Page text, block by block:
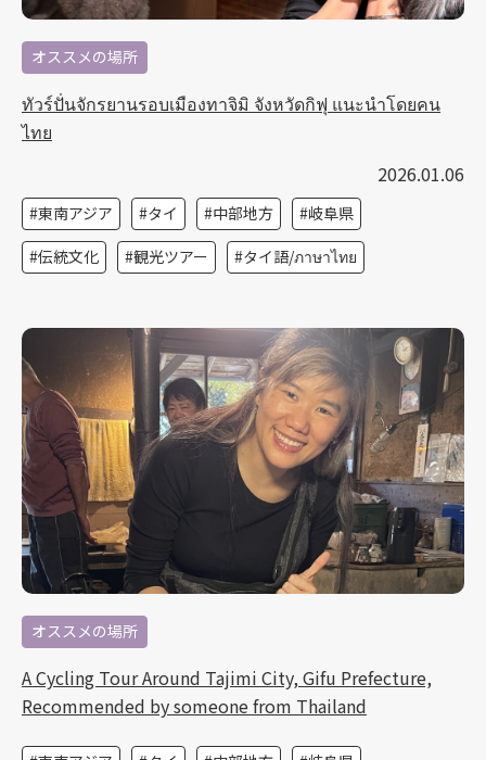
オススメの場所
ทัวร์ปั่นจักรยานรอบเมืองทาจิมิ จังหวัดกิฟุ แนะนำโดยคน
ไทย
2026.01.06
東南アジア タイ 中部地方
岐阜県
伝統文化
観光ツアー タイ語/ภาษาไทย
オススメの場所
A Cycling Tour Around Tajimi City, Gifu Prefecture,
Recommended by someone from Thailand